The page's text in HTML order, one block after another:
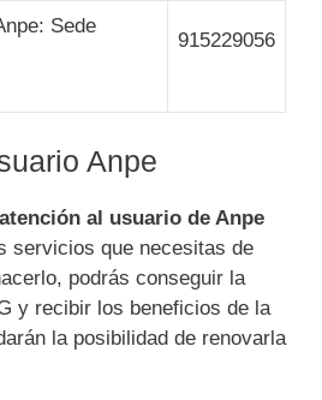
Sede
915229056
Anpe
atención al usuario de Anpe
servicios que necesitas de
podrás conseguir la
y recibir los beneficios de la
la posibilidad de renovarla